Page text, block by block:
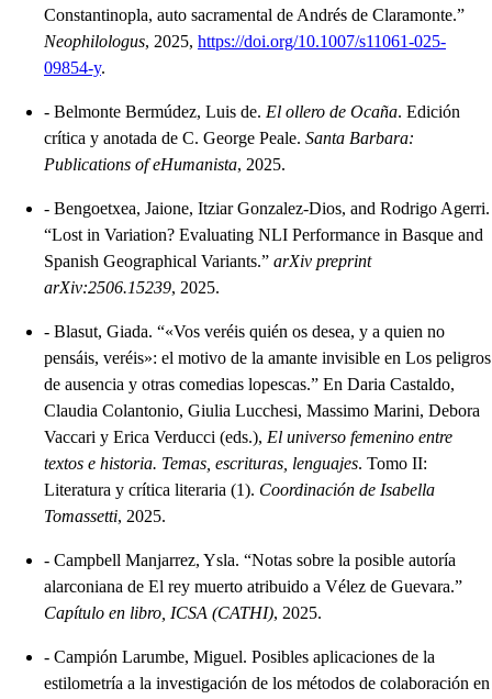
Constantinopla, auto sacramental de Andrés de Claramonte.”
Neophilologus, 2025, https://doi.org/10.1007/s11061-025-
09854-y.
- Belmonte Bermúdez, Luis de. El ollero de Ocaña. Edición
crítica y anotada de C. George Peale. Santa Barbara:
Publications of eHumanista, 2025.
- Bengoetxea, Jaione, Itziar Gonzalez-Dios, and Rodrigo Agerri.
“Lost in Variation? Evaluating NLI Performance in Basque and
Spanish Geographical Variants.” arXiv preprint
arXiv:2506.15239, 2025.
- Blasut, Giada. “«Vos veréis quién os desea, y a quien no
pensáis, veréis»: el motivo de la amante invisible en Los peligros
de ausencia y otras comedias lopescas.” En Daria Castaldo,
Claudia Colantonio, Giulia Lucchesi, Massimo Marini, Debora
Vaccari y Erica Verducci (eds.), El universo femenino entre
textos e historia. Temas, escrituras, lenguajes. Tomo II:
Literatura y crítica literaria (1). Coordinación de Isabella
Tomassetti, 2025.
- Campbell Manjarrez, Ysla. “Notas sobre la posible autoría
alarconiana de El rey muerto atribuido a Vélez de Guevara.”
Capítulo en libro, ICSA (CATHI), 2025.
- Campión Larumbe, Miguel. Posibles aplicaciones de la
estilometría a la investigación de los métodos de colaboración en